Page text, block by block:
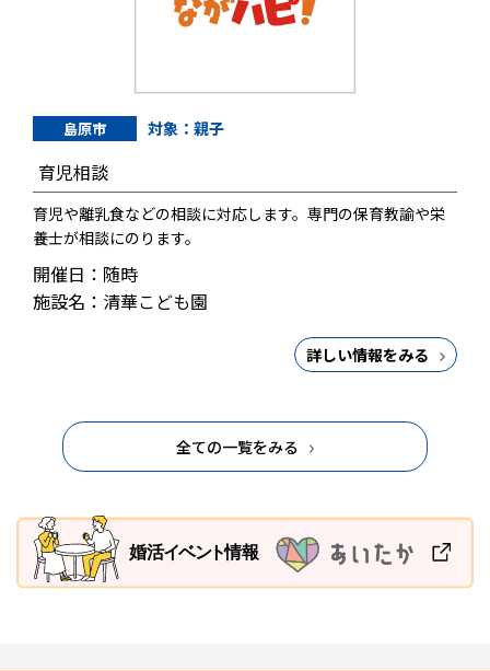
島原市 対象：親子
育児相談
育児や離乳食などの相談に対応します。専門の保育教諭や栄
養士が相談にのります。
開催日：随時
施設名：清華こども園
詳しい情報をみる
全ての一覧をみる